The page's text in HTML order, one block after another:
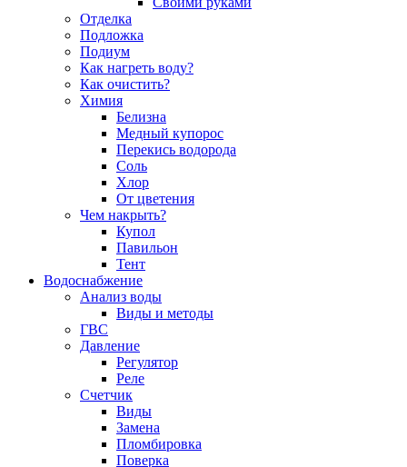
Отделка
Подложка
Подиум
Как нагреть воду?
Как очистить?
Химия
Белизна
Медный купорос
Перекись водорода
Соль
Хлор
От цветения
Чем накрыть?
Купол
Павильон
Тент
Водоснабжение
Анализ воды
Виды и методы
ГВС
Давление
Регулятор
Реле
Счетчик
Виды
Замена
Пломбировка
Поверка